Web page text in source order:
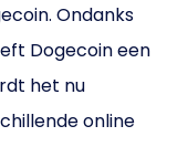
Ondanks
Dogecoin een
het nu
online